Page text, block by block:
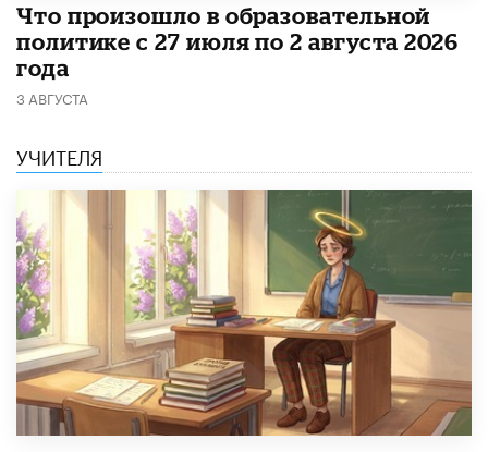
​Что произошло в образовательной
политике с 27 июля по 2 августа 2026
года
3 АВГУСТА
УЧИТЕЛЯ